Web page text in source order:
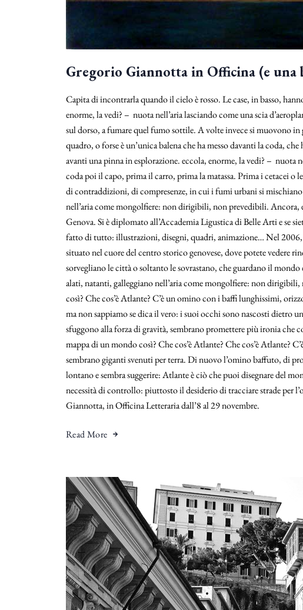
Gregorio Giannotta in Officina (e una
Capita di incontrarla quando il cielo è rosso. Le case, in basso,
enorme, la vedi? – nuota nell’aria lasciando come una scia
sul dorso, a fumare quel fumo sottile. A volte invece si muovono
quadro, o forse è un’unica balena che ha messo davanti la coda,
avanti una pinna in esplorazione. eccola, enorme, la vedi? – nuota
coda poi il capo, prima il carro, prima la matassa. Prima i cetacei o
di contraddizioni, di compresenze, in cui i fumi urbani si
nell’aria come mongolfiere: non dirigibili, non prevedibili. Ancora,
Genova. Si è diplomato all’Accademia Ligustica di Belle Arti e se
fatto di tutto: illustrazioni, disegni, quadri, animazione… Nel 2006,
situato nel cuore del centro storico genovese, dove potete vedere
sorvegliano le città o soltanto le sovrastano, che guardano il
alati, natanti, galleggiano nell’aria come mongolfiere: non
così? Che cos’è Atlante? C’è un omino con i baffi lunghissimi,
ma non sappiamo se dica il vero: i suoi occhi sono nascosti dietro
sfuggono alla forza di gravità, sembrano promettere più ironia che
mappa di un mondo così? Che cos’è Atlante? Che cos’è Atlante?
sembrano giganti svenuti per terra. Di nuovo l’omino baffuto, di
lontano e sembra suggerire: Atlante è ciò che puoi disegnare del
necessità di controllo: piuttosto il desiderio di tracciare strade per
Giannotta, in Officina Letteraria dall’8 al 29 novembre.
Read More